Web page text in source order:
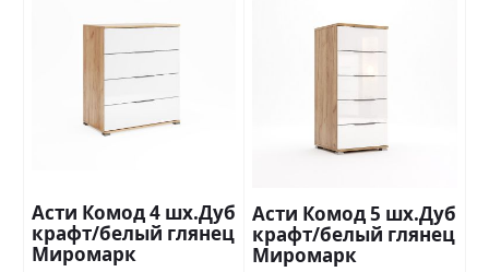
Асти Комод 4 шх.Дуб
крафт/белый глянец
Миромарк
Асти Комод 5 шх.Дуб
крафт/белый глянец
Миромарк